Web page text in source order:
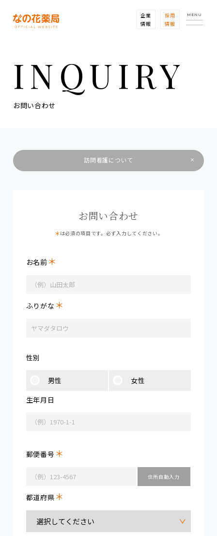
企業
情報
採用
情報
MENU
INQUIRY
お問い合わせ
訪問看護について
お問い合わせ
は必須の項目です。必ず入力してください。
お名前 ＊
ふりがな ＊
性別
男性
女性
生年月日
郵便番号 ＊
都道府県 ＊